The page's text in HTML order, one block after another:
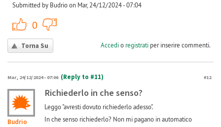
Submitted by Budrio on Mar, 24/12/2024 - 07:04
0
Torna Su Accedio registratiper inserire commenti.
Mar, 24/12/2024 - 07:06 (Reply to #11) #12
Budrio
Richiederlo in che senso?
Leggo "avresti dovuto richiederlo adesso".
In che senso richiederlo? Non mi pagano in automatico